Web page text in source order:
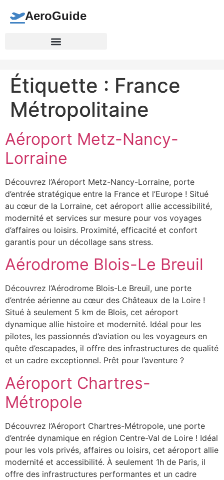
AeroGuide
Étiquette : France
Métropolitaine
Aéroport Metz-Nancy-
Lorraine
Découvrez l’Aéroport Metz-Nancy-Lorraine, porte
d’entrée stratégique entre la France et l’Europe ! Situé
au cœur de la Lorraine, cet aéroport allie accessibilité,
modernité et services sur mesure pour vos voyages
d’affaires ou loisirs. Proximité, efficacité et confort
garantis pour un décollage sans stress.
Aérodrome Blois-Le Breuil
Découvrez l’Aérodrome Blois-Le Breuil, une porte
d’entrée aérienne au cœur des Châteaux de la Loire !
Situé à seulement 5 km de Blois, cet aéroport
dynamique allie histoire et modernité. Idéal pour les
pilotes, les passionnés d’aviation ou les voyageurs en
quête d’escapades, il offre des infrastructures de qualité
et un cadre exceptionnel. Prêt pour l’aventure ?
Aéroport Chartres-
Métropole
Découvrez l’Aéroport Chartres-Métropole, une porte
d’entrée dynamique en région Centre-Val de Loire ! Idéal
pour les vols privés, affaires ou loisirs, cet aéroport allie
modernité et accessibilité. À seulement 1h de Paris, il
offre des infrastructures performantes et un cadre